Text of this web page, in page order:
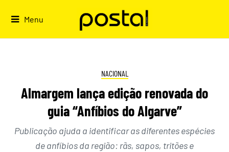
Menu
NACIONAL
Almargem lança edição renovada do
guia “Anfíbios do Algarve”
Publicação ajuda a identificar as diferentes espécies
de anfíbios da região: rãs, sapos, tritões e